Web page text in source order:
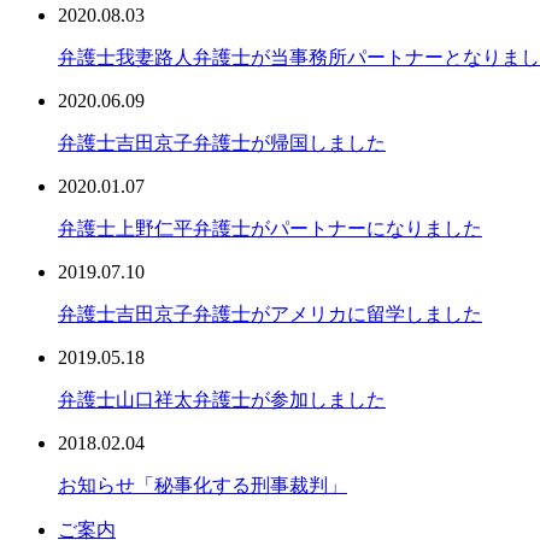
2020.08.03
弁護士我妻路人弁護士が当事務所パートナーとなりま
2020.06.09
弁護士吉田京子弁護士が帰国しました
2020.01.07
弁護士 上野仁平弁護士がパートナーになりました
2019.07.10
弁護士吉田京子弁護士がアメリカに留学しました
2019.05.18
弁護士山口祥太弁護士が参加しました
2018.02.04
お知らせ 「秘事化する刑事裁判」
ご案内